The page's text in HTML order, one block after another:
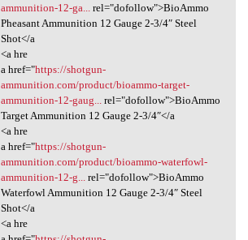
ammunition-12-ga...rel="dofollow">BioAmmo
Pheasant Ammunition 12 Gauge 2-3/4″ Steel
Shot</a
<a hre
a href="https://shotgun-
ammunition.com/product/bioammo-target-
ammunition-12-gaug...rel="dofollow">BioAmmo
Target Ammunition 12 Gauge 2-3/4″</a
<a hre
a href="https://shotgun-
ammunition.com/product/bioammo-waterfowl-
ammunition-12-g...rel="dofollow">BioAmmo
Waterfowl Ammunition 12 Gauge 2-3/4″ Steel
Shot</a
<a hre